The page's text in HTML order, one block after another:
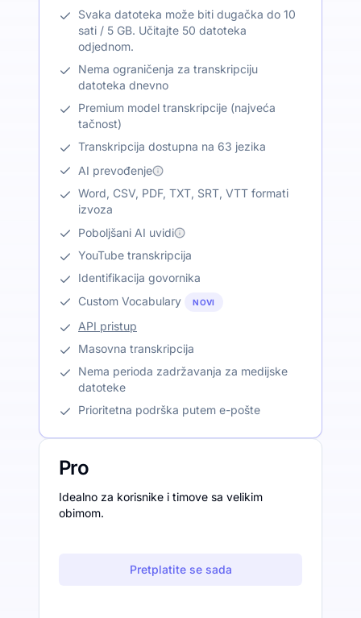
Svaka datoteka može biti dugačka do 10
sati / 5 GB. Učitajte 50 datoteka
odjednom.
Nema ograničenja za transkripciju
datoteka dnevno
Premium model transkripcije (najveća
tačnost)
Transkripcija dostupna na 63 jezika
AI prevođenje
Word, CSV, PDF, TXT, SRT, VTT formati
izvoza
Poboljšani AI uvidi
YouTube transkripcija
Identifikacija govornika
Custom Vocabulary
NOVI
API pristup
Masovna transkripcija
Nema perioda zadržavanja za medijske
datoteke
Prioritetna podrška putem e-pošte
Pro
Idealno za korisnike i timove sa velikim
obimom.
Pretplatite se sada